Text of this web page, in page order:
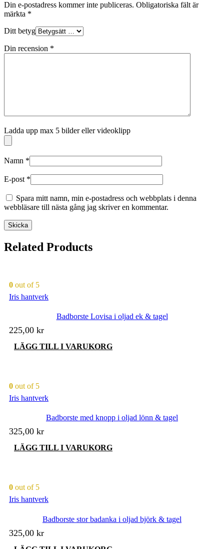
Din e-postadress kommer inte publiceras. Obligatoriska fält är
märkta *
Ditt betyg
Din recension *
Ladda upp max 5 bilder eller videoklipp
Namn *
E-post *
Spara mitt namn, min e-postadress och webbplats i denna
webbläsare till nästa gång jag skriver en kommentar.
Related Products
0 out of 5
Iris hantverk
Badborste Lovisa i oljad ek & tagel
225,00 kr
LÄGG TILL I VARUKORG
0 out of 5
Iris hantverk
Badborste med knopp i oljad lönn & tagel
325,00 kr
LÄGG TILL I VARUKORG
0 out of 5
Iris hantverk
Badborste stor badanka i oljad björk & tagel
325,00 kr